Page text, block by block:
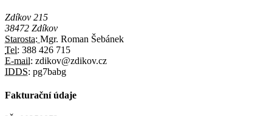
Zdíkov 215
38472 Zdíkov
Starosta: Mgr. Roman Šebánek
Tel: 388 426 715
E-mail: zdikov@zdikov.cz
IDDS: pg7babg
Fakturační údaje